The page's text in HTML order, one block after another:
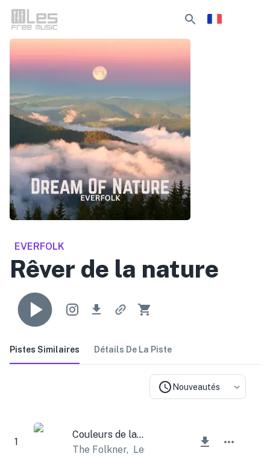
EVERFOLK
Rêver de la nature
Pistes Similaires Détails De La Piste
Nouveautés
1
Couleurs de la vie
The Folkner, Lesfm